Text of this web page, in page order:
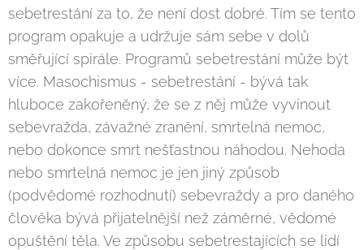
sebetrestání za to, že není dost dobré. Tím se tento
program opakuje a udržuje sám sebe v dolů
směřující spirále. Programů sebetrestání může být
více. Masochismus - sebetrestání - bývá tak
hluboce zakořeněný, že se z něj může vyvinout
sebevražda, závažné zranění, smrtelná nemoc,
nebo dokonce smrt nešťastnou náhodou. Nehoda
nebo smrtelná nemoc je jen jiný způsob
(podvědomé rozhodnutí) sebevraždy a pro daného
člověka bývá přijatelnější než záměrné, vědomé
opuštění těla. Ve způsobu sebetrestajících se lidí